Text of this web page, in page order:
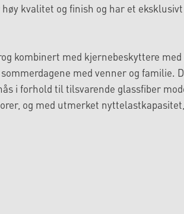
kvalitet og finish og har et
kombinert med kjernebeskyttere
med venner og familie.
i forhold til tilsvarende glassfiber
og med utmerket